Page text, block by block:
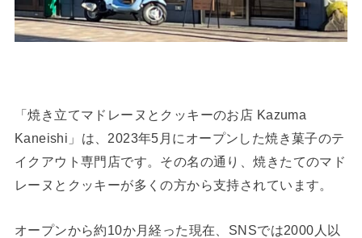
「焼き立てマドレーヌとクッキーのお店 Kazuma
Kaneishi」は、2023年5月にオープンした焼き菓子のテ
イクアウト専門店です。その名の通り、焼きたてのマド
レーヌとクッキーが多くの方から支持されています。
オープンから約10か月経った現在、SNSでは2000人以